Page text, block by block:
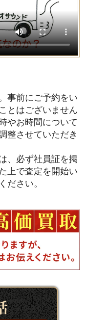
事前にご予約をい
とはございません
やお時間について
整させていただき
、必ず社員証を掲
上で査定を開始い
ださい。